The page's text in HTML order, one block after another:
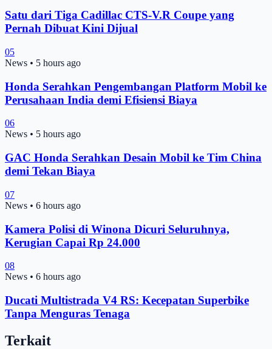
Satu dari Tiga Cadillac CTS-V.R Coupe yang
Pernah Dibuat Kini Dijual
05
News • 5 hours ago
Honda Serahkan Pengembangan Platform Mobil ke
Perusahaan India demi Efisiensi Biaya
06
News • 5 hours ago
GAC Honda Serahkan Desain Mobil ke Tim China
demi Tekan Biaya
07
News • 6 hours ago
Kamera Polisi di Winona Dicuri Seluruhnya,
Kerugian Capai Rp 24.000
08
News • 6 hours ago
Ducati Multistrada V4 RS: Kecepatan Superbike
Tanpa Menguras Tenaga
Terkait